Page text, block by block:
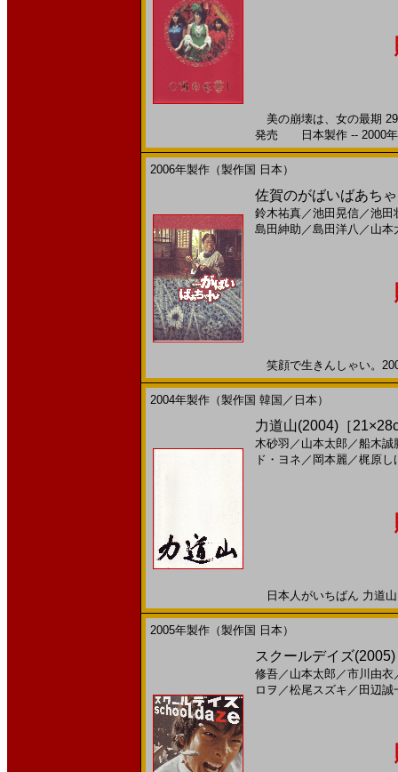
美の崩壊は、女の最期
発売 日本製作 -- 2000
2006年製作（製作国 日本）
佐賀のがばいばあち
鈴木祐真／池田晃信／池田
島田紳助 ／島田洋八 ／ 山本
笑顔で生きんしゃい。
2004年製作（製作国 韓国／日本）
力道山(2004)［
木砂羽 ／ 山本太郎 ／船木誠
ド・ヨネ ／ 岡本麗／梶原し
日本人がいちばん 力道
2005年製作（製作国 日本）
スクールデイズ
修吾／ 山本太郎 ／市川由衣
ロヲ ／松尾スズキ ／ 田辺誠